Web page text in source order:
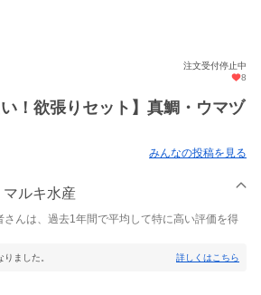
注文受付停止中
8
い！欲張りセット】真鯛・ウマヅ
みんなの投稿を見る
マルキ水産
さんは、過去1年間で平均して特に高い評価を得
ました。 詳しくはこちら